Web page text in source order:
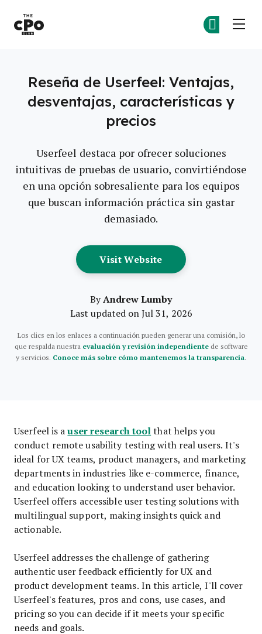
Reseña de Userfeel: Ventajas,
desventajas, características y
precios
Userfeel destaca por ofrecer soluciones
intuitivas de pruebas de usuario, convirtiéndose
en una opción sobresaliente para los equipos
que buscan información práctica sin gastar
demasiado.
Visit WebsiteOpens New Window
ByAndrew Lumby
Last updated on Jul 31, 2026
Los clics en los enlaces a continuación pueden generar una comisión, lo
que respalda nuestra evaluación y revisión independientede software
y servicios. Conoce más sobre cómo mantenemos la transparencia.
Userfeel is auser research toolthat helps you
conduct remote usability testing with real users. It's
ideal for UX teams, product managers, and marketing
departments in industries like e-commerce, finance,
and education looking to understand user behavior.
Userfeel offers accessible user testing solutions with
multilingual support, making insights quick and
actionable.
Userfeel addresses the challenge of gathering
authentic user feedback efficiently for UX and
product development teams. In this article, I'll cover
Userfeel's features, pros and cons, use cases, and
pricing so you can decide if it meets your specific
needs and goals.